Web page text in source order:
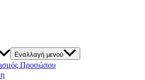
Εναλλαγή μενού
Προσώπου